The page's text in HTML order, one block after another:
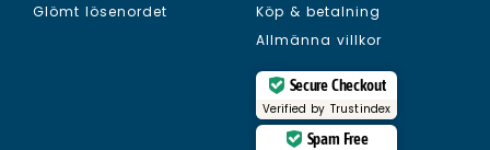
Glömt lösenordet
Köp & betalning
Allmänna villkor
Secure Checkout
Verified by Trustindex
Spam Free